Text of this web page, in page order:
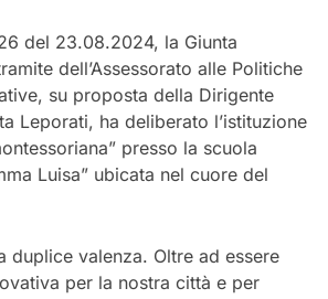
del 23.08.2024, la Giunta
dell’Assessorato alle Politiche
su proposta della Dirigente
Leporati, ha deliberato l’istituzione
presso la scuola
Luisa” ubicata nel cuore del
duplice valenza. Oltre ad essere
per la nostra città e per